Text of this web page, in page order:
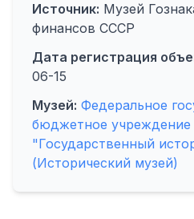
Источник: Музей
финансов СССР
Дата регистрация
06-15
Музей: Федеральное
бюджетное учреждение
"Государственный
(Исторический музей)